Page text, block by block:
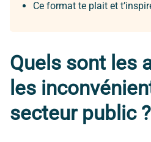
Ce format te plait et
Quels sont les
les
secteur public ?